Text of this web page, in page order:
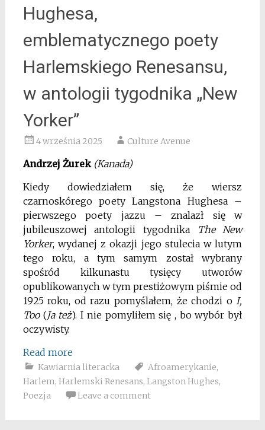
Hughesa,
emblematycznego poety
Harlemskiego Renesansu,
w antologii tygodnika „New
Yorker”
4 września 2025 Culture Avenue
Andrzej Żurek (Kanada)
Kiedy dowiedziałem się, że wiersz
czarnoskórego poety Langstona Hughesa –
pierwszego poety jazzu – znalazł się w
jubileuszowej antologii tygodnika
The New
Yorker, wydanej z okazji jego stulecia w lutym
tego roku, a tym samym został wybrany
spośród kilkunastu tysięcy utworów
opublikowanych w tym prestiżowym piśmie od
1925 roku, od razu pomyślałem, że chodzi o I,
Too(Ja też). I nie pomyliłem się , bo wybór był
oczywisty.
Read more
Kawiarnia literacka Afroamerykanie,
Harlem, Harlemski Renesans, Langston Hughes,
Poezja
Leave a comment